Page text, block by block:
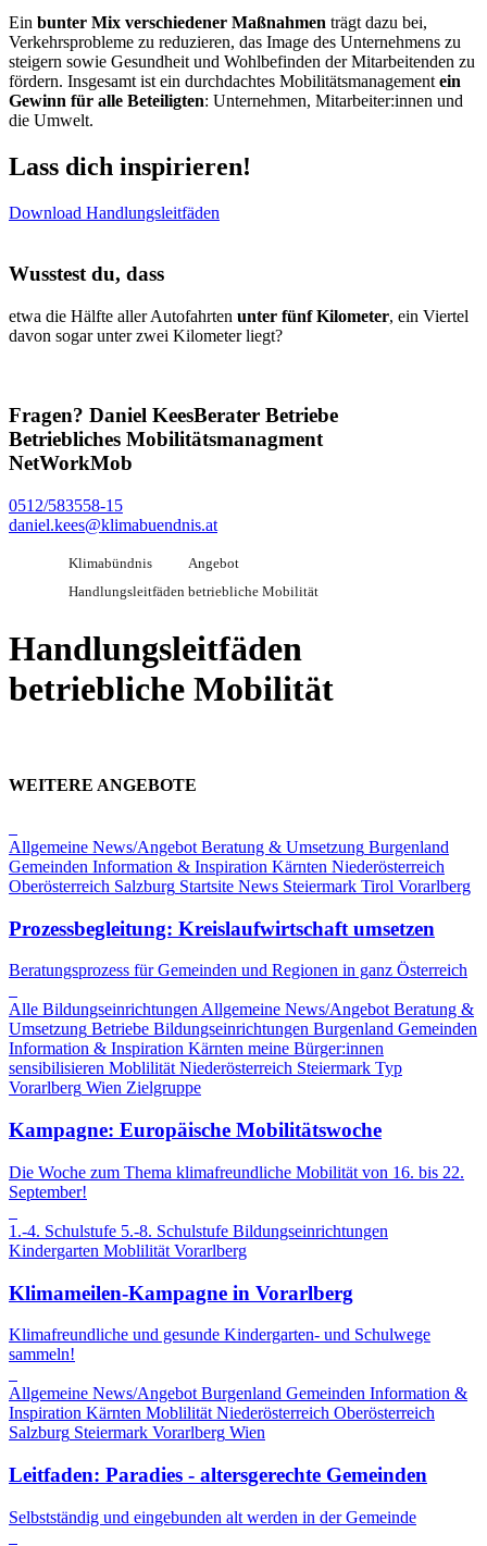
Ein bunter Mix verschiedener Maßnahmen trägt dazu bei,
Verkehrsprobleme zu reduzieren, das Image des Unternehmens zu
steigern sowie Gesundheit und Wohlbefinden der Mitarbeitenden zu
fördern. Insgesamt ist ein durchdachtes Mobilitätsmanagement ein
Gewinn für alle Beteiligten: Unternehmen, Mitarbeiter:innen und
die Umwelt.
Lass dich inspirieren!
Download Handlungsleitfäden
Wusstest du, dass
etwa die Hälfte aller Autofahrten unter fünf Kilometer, ein Viertel
davon sogar unter zwei Kilometer liegt?
Fragen? Daniel KeesBerater Betriebe
Betriebliches Mobilitätsmanagment
NetWorkMob
0512/583558-15
daniel.kees@klimabuendnis.at
Klimabündnis
Angebot
Handlungsleitfäden betriebliche Mobilität
Handlungsleitfäden
betriebliche Mobilität
WEITERE ANGEBOTE
Allgemeine News/Angebot Beratung & Umsetzung Burgenland
Gemeinden Information & Inspiration Kärnten Niederösterreich
Oberösterreich Salzburg Startsite News Steiermark Tirol Vorarlberg
Prozessbegleitung: Kreislaufwirtschaft umsetzen
Beratungsprozess für Gemeinden und Regionen in ganz Österreich
Alle Bildungseinrichtungen Allgemeine News/Angebot Beratung &
Umsetzung Betriebe Bildungseinrichtungen Burgenland Gemeinden
Information & Inspiration Kärnten meine Bürger:innen
sensibilisieren Moblilität Niederösterreich Steiermark Typ
Vorarlberg Wien Zielgruppe
Kampagne: Europäische Mobilitätswoche
Die Woche zum Thema klimafreundliche Mobilität von 16. bis 22.
September!
1.-4. Schulstufe 5.-8. Schulstufe Bildungseinrichtungen
Kindergarten Moblilität Vorarlberg
Klimameilen-Kampagne in Vorarlberg
Klimafreundliche und gesunde Kindergarten- und Schulwege
sammeln!
Allgemeine News/Angebot Burgenland Gemeinden Information &
Inspiration Kärnten Moblilität Niederösterreich Oberösterreich
Salzburg Steiermark Vorarlberg Wien
Leitfaden: Paradies - altersgerechte Gemeinden
Selbstständig und eingebunden alt werden in der Gemeinde